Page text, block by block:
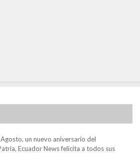
un nuevo aniversario del
Ecuador News felicita a todos sus